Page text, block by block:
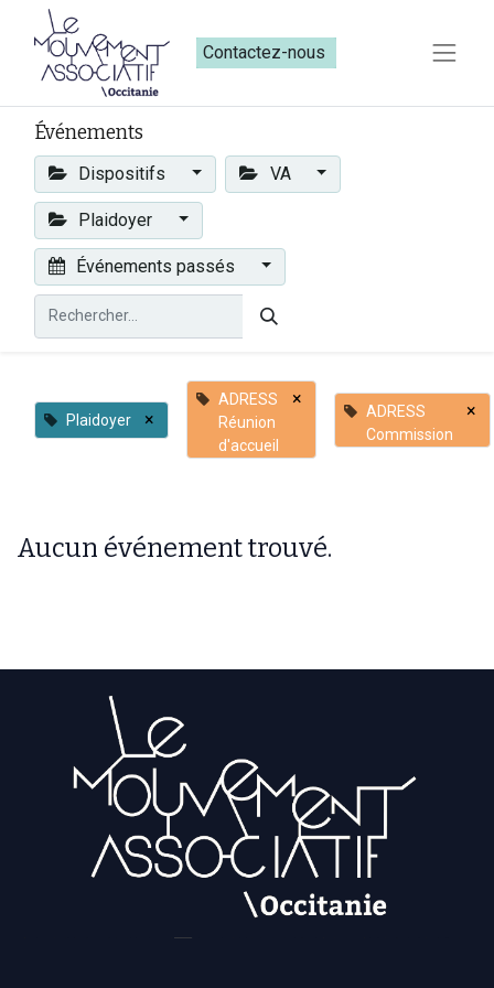
Contactez-nous​​
Événements
Dispositifs VA
Plaidoyer
Événements passés
Plaidoyer ×
ADRESS
Réunion
d'accueil
×
ADRESS
Commission
×
Aucun événement trouvé.